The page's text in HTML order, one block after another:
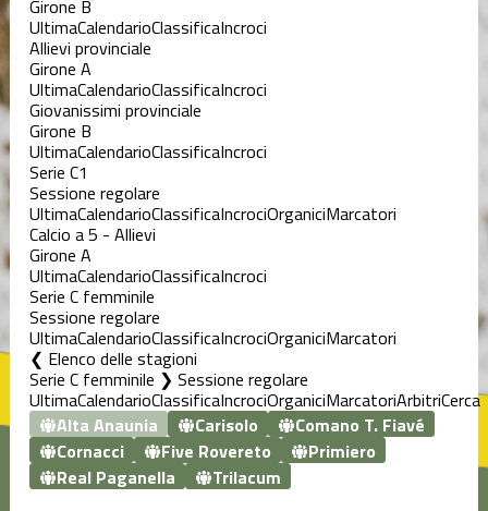
Girone B
UltimaCalendarioClassificaIncroci
Allievi provinciale
Girone A
UltimaCalendarioClassificaIncroci
Giovanissimi provinciale
Girone B
UltimaCalendarioClassificaIncroci
Serie C1
Sessione regolare
UltimaCalendarioClassificaIncrociOrganiciMarcatori
Calcio a 5 - Allievi
Girone A
UltimaCalendarioClassificaIncroci
Serie C femminile
Sessione regolare
UltimaCalendarioClassificaIncrociOrganiciMarcatori
Elenco delle stagioni
Serie C femminile ❯ Sessione regolare
UltimaCalendarioClassificaIncrociOrganiciMarcatoriArbitriCerca
Alta Anaunia
Carisolo
Comano T. Fiavé
Cornacci
Five Rovereto
Primiero
Real Paganella
Trilacum